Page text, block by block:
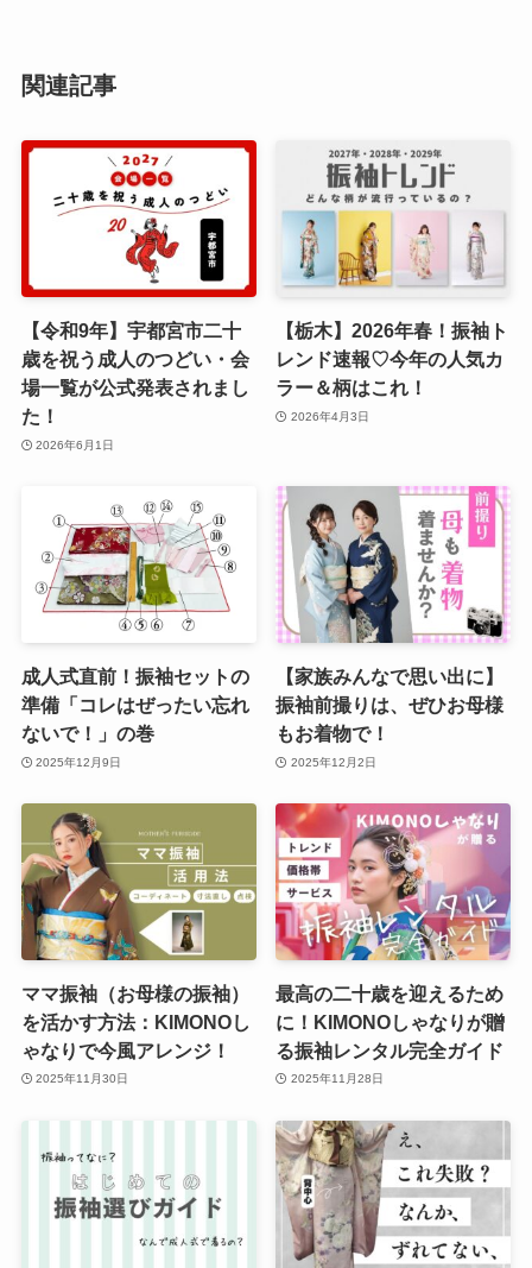
関連記事
【令和9年】宇都宮市二十
歳を祝う成人のつどい・会
場一覧が公式発表されまし
た！
2026年6月1日
【栃木】2026年春！振袖ト
レンド速報♡今年の人気カ
ラー＆柄はこれ！
2026年4月3日
成人式直前！振袖セットの
準備「コレはぜったい忘れ
ないで！」の巻
2025年12月9日
【家族みんなで思い出に】
振袖前撮りは、ぜひお母様
もお着物で！
2025年12月2日
ママ振袖（お母様の振袖）
を活かす方法：KIMONOし
ゃなりで今風アレンジ！
2025年11月30日
最高の二十歳を迎えるため
に！KIMONOしゃなりが贈
る振袖レンタル完全ガイド
2025年11月28日